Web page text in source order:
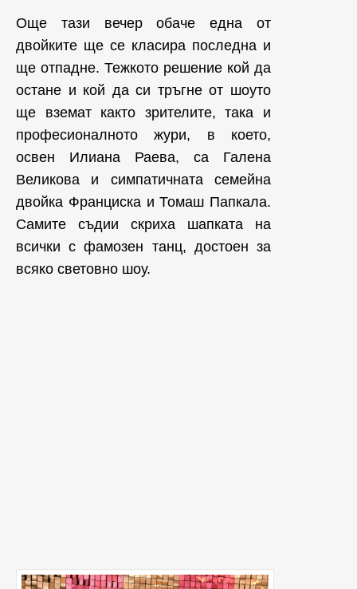
Още тази вечер обаче една от
двойките ще се класира последна и
ще отпадне. Тежкото решение кой да
остане и кой да си тръгне от шоуто
ще вземат както зрителите, така и
професионалното жури, в което,
освен Илиана Раева, са Галена
Великова и симпатичната семейна
двойка Франциска и Томаш Папкала.
Самите съдии скриха шапката на
всички с фамозен танц, достоен за
всяко световно шоу.